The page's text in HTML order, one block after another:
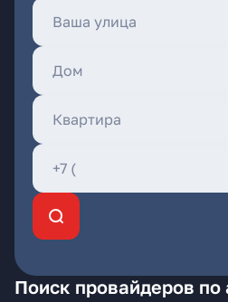
Поиск провайдеров по